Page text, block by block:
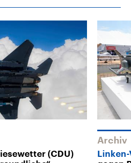
(CDU)
Archiv